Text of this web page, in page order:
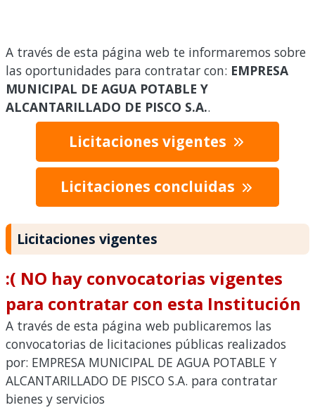
A través de esta página web te informaremos sobre
las oportunidades para contratar con: EMPRESA
MUNICIPAL DE AGUA POTABLE Y
ALCANTARILLADO DE PISCO S.A..
Licitaciones vigentes
Licitaciones concluidas
Licitaciones vigentes
:( NO hay convocatorias vigentes
para contratar con esta Institución
A través de esta página web publicaremos las
convocatorias de licitaciones públicas realizados
por: EMPRESA MUNICIPAL DE AGUA POTABLE Y
ALCANTARILLADO DE PISCO S.A. para contratar
bienes y servicios